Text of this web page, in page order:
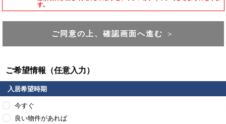
す。
ご同意の上、確認画面へ進む ＞
ご希望情報（任意入力）
入居希望時期
今すぐ
良い物件があれば